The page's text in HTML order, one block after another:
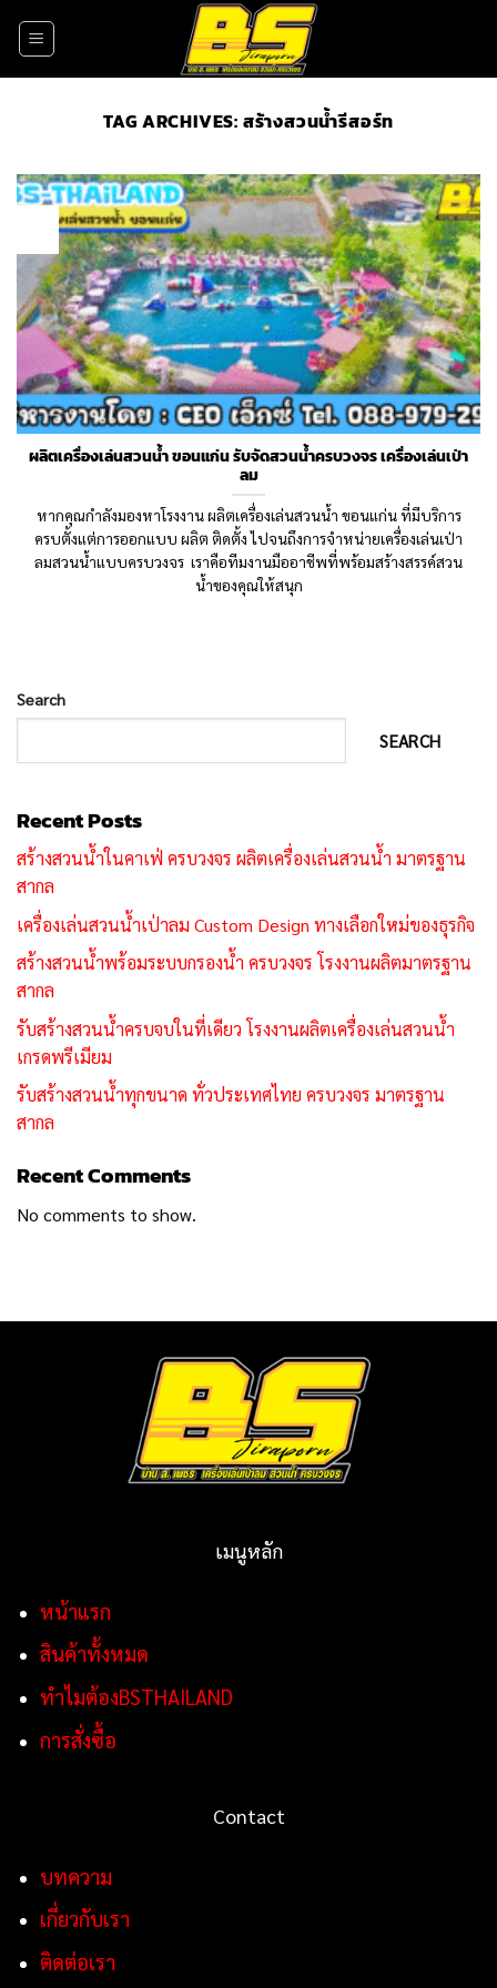
TAG ARCHIVES: สร้างสวนน้ำรีสอร์ท
ผลิตเครื่องเล่นสวนน้ำ ขอนแก่น รับจัดสวนน้ำครบวงจร เครื่องเล่นเป่า
ลม
หากคุณกำลังมองหาโรงงาน ผลิตเครื่องเล่นสวนน้ำ ขอนแก่น ที่มีบริการ
ครบตั้งแต่การออกแบบ ผลิต ติดตั้ง ไปจนถึงการจำหน่ายเครื่องเล่นเป่า
ลมสวนน้ำแบบครบวงจร เราคือทีมงานมืออาชีพที่พร้อมสร้างสรรค์สวน
น้ำของคุณให้สนุก
Search
SEARCH
Recent Posts
สร้างสวนน้ำในคาเฟ่ ครบวงจร ผลิตเครื่องเล่นสวนน้ำ มาตรฐาน
สากล
เครื่องเล่นสวนน้ำเป่าลม Custom Design ทางเลือกใหม่ของธุรกิจ
สร้างสวนน้ำพร้อมระบบกรองน้ำ ครบวงจร โรงงานผลิตมาตรฐาน
สากล
รับสร้างสวนน้ำครบจบในที่เดียว โรงงานผลิตเครื่องเล่นสวนน้ำ
เกรดพรีเมียม
รับสร้างสวนน้ำทุกขนาด ทั่วประเทศไทย ครบวงจร มาตรฐาน
สากล
Recent Comments
No comments to show.
เมนูหลัก
หน้าแรก
สินค้าทั้งหมด
ทำไมต้องBSTHAILAND
การสั่งซื้อ
Contact
บทความ
เกี่ยวกับเรา
ติดต่อเรา